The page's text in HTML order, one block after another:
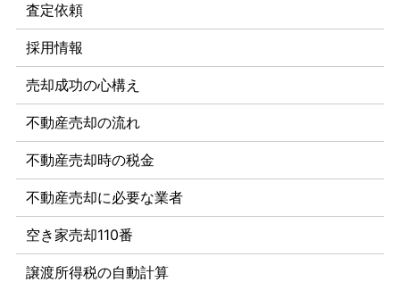
査定依頼
採用情報
売却成功の心構え
不動産売却の流れ
不動産売却時の税金
不動産売却に必要な業者
空き家売却110番
譲渡所得税の自動計算